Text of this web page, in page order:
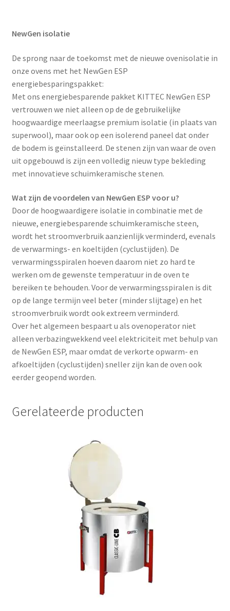
NewGen isolatie
De sprong naar de toekomst met de nieuwe ovenisolatie in
onze ovens met het NewGen ESP
energiebesparingspakket:
Met ons energiebesparende pakket KITTEC NewGen ESP
vertrouwen we niet alleen op de de gebruikelijke
hoogwaardige meerlaagse premium isolatie (in plaats van
superwool), maar ook op een isolerend paneel dat onder
de bodem is geïnstalleerd. De stenen zijn van waar de oven
uit opgebouwd is zijn een volledig nieuw type bekleding
met innovatieve schuimkeramische stenen.
Wat zijn de voordelen van NewGen ESP voor u?
Door de hoogwaardigere isolatie in combinatie met de
nieuwe, energiebesparende schuimkeramische steen,
wordt het stroomverbruik aanzienlijk verminderd, evenals
de verwarmings- en koeltijden (cyclustijden). De
verwarmingsspiralen hoeven daarom niet zo hard te
werken om de gewenste temperatuur in de oven te
bereiken te behouden. Voor de verwarmingsspiralen is dit
op de lange termijn veel beter (minder slijtage) en het
stroomverbruik wordt ook extreem verminderd.
Over het algemeen bespaart u als ovenoperator niet
alleen verbazingwekkend veel elektriciteit met behulp van
de NewGen ESP, maar omdat de verkorte opwarm- en
afkoeltijden (cyclustijden) sneller zijn kan de oven ook
eerder geopend worden.
Gerelateerde producten